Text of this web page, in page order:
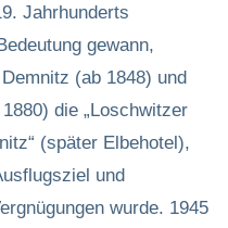
Jahrhunderts
gewann,
(ab 1848) und
die „Loschwitzer
(später Elbehotel),
und
wurde. 1945